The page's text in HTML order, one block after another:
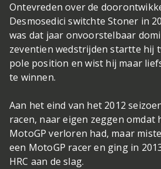
Ontevreden over de
Desmosedici switchte Stoner in
was dat jaar onvoorstelbaar
zeventien wedstrijden startte hij
pole position en wist hij maar
te winnen.
Aan het eind van het 2012
racen, naar eigen zeggen omdat
MotoGP verloren had, maar
een MotoGP racer en ging in
HRC aan de slag.